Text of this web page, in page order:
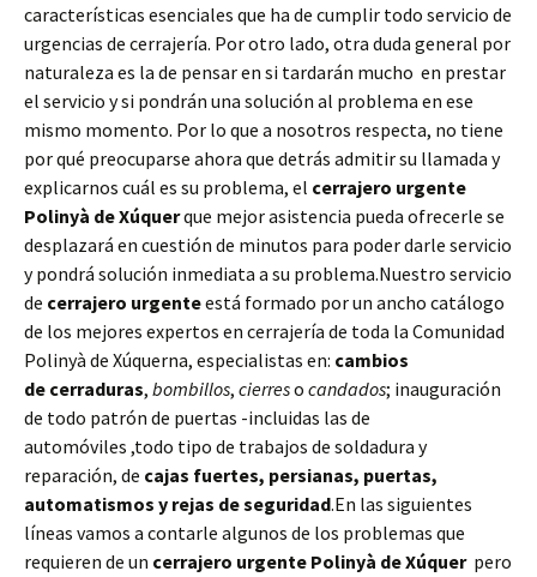
características esenciales que ha de cumplir todo servicio de
urgencias de cerrajería. Por otro lado, otra duda general por
naturaleza es la de pensar en si tardarán mucho en prestar
el servicio y si pondrán una solución al problema en ese
mismo momento. Por lo que a nosotros respecta, no tiene
por qué preocuparse ahora que detrás admitir su llamada y
explicarnos cuál es su problema, el cerrajero urgente
Polinyà de Xúquerque mejor asistencia pueda ofrecerle se
desplazará en cuestión de minutos para poder darle servicio
y pondrá solución inmediata a su problema.Nuestro servicio
de cerrajero urgenteestá formado por un ancho catálogo
de los mejores expertos en cerrajería de toda la Comunidad
Polinyà de Xúquerna, especialistas en: cambios
de cerraduras, bombillos, cierreso candados; inauguración
de todo patrón de puertas -incluidas las de
automóviles ,todo tipo de trabajos de soldadura y
reparación, de cajas fuertes, persianas, puertas,
automatismos y rejas de seguridad.En las siguientes
líneas vamos a contarle algunos de los problemas que
requieren de un cerrajero urgente Polinyà de Xúquerpero